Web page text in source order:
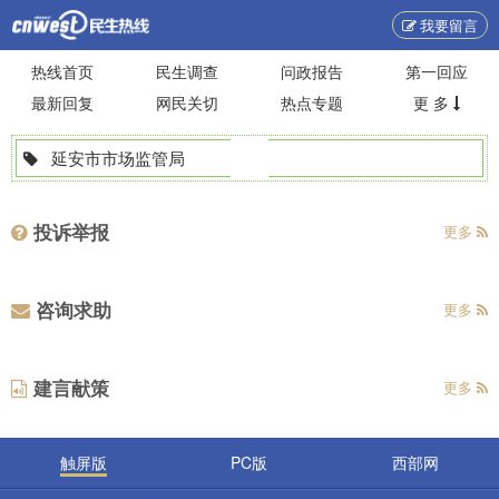
我要留言
热线首页 民生调查 问政报告
第一回应
最新回复
网民关切 热点专题 更 多
延安市市场监管局
投诉举报 更多
咨询求助 更多
建言献策 更多
触屏版 PC版 西部网